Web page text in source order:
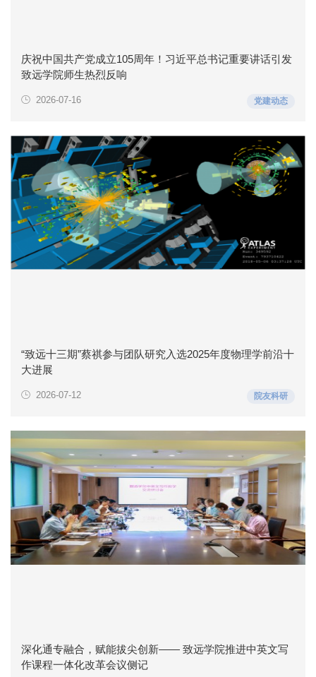
庆祝中国共产党成立105周年！习近平总书记重要讲话引发
致远学院师生热烈反响
2026-07-16 党建动态
“致远十三期”蔡祺参与团队研究入选2025年度物理学前沿十
大进展
2026-07-12 院友科研
深化通专融合，赋能拔尖创新—— 致远学院推进中英文写
作课程一体化改革会议侧记